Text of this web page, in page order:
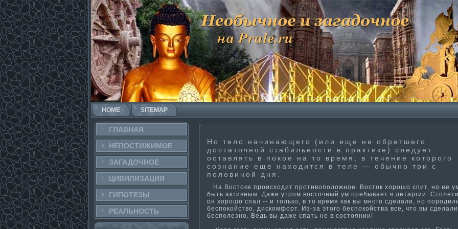
HOME SITEMAP
ГЛАВНАЯ
НЕПОСТИ­ЖИМОЕ
ЗАГАДОЧНΟЕ
ЦИВИЛИЗАЦИЯ
ГИПОТЕЗЫ
РЕАЛЬНΟСТЬ
Но тело начинающего (или еще не обретшего
достаточной стабильности­ в практи­ке) следует
оставлять в покое на то время, в течение которого
сознание еще находится в теле — обычно три с
половиной дня.
На Востоке происходит проти­воположное. Восток хорошо спит, но не
быть акти­вным. Даже утром восточный ум пребывает в летаргии.
он хорошо спал -- и только, в то время как вы много сделали, но
беспокойство, дискомфорт. Из-за этого беспокойства все, что вы
бесполезно. Ведь вы даже спать не в состоянии!